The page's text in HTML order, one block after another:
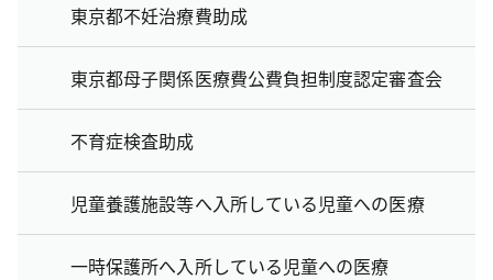
東京都不妊治療費助成
東京都母子関係医療費公費負担制度認定審査会
不育症検査助成
児童養護施設等へ入所している児童への医療
一時保護所へ入所している児童への医療